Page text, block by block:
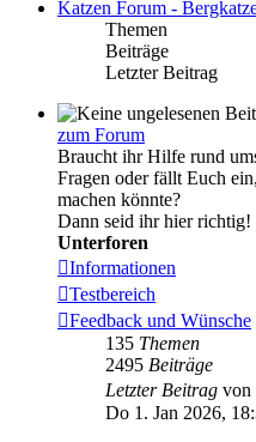
Katzen Forum -
Themen
Beiträge
Letzter Beitrag
zum Forum
Braucht ihr Hilfe rund
Fragen oder fällt Euch
machen könnte?
Dann seid ihr hier richtig!
Unterforen
Informationen
Testbereich
Feedback und Wünsche
135 Themen
2495 Beiträge
Letzter Beitrag von
Do 1. Jan 2026,